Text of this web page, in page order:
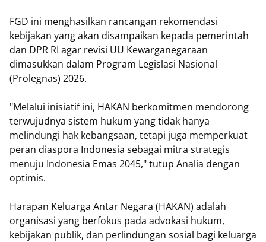
FGD ini menghasilkan rancangan rekomendasi
kebijakan yang akan disampaikan kepada pemerintah
dan DPR RI agar revisi UU Kewarganegaraan
dimasukkan dalam Program Legislasi Nasional
(Prolegnas) 2026.
"Melalui inisiatif ini, HAKAN berkomitmen mendorong
terwujudnya sistem hukum yang tidak hanya
melindungi hak kebangsaan, tetapi juga memperkuat
peran diaspora Indonesia sebagai mitra strategis
menuju Indonesia Emas 2045," tutup Analia dengan
optimis.
Harapan Keluarga Antar Negara (HAKAN) adalah
organisasi yang berfokus pada advokasi hukum,
kebijakan publik, dan perlindungan sosial bagi keluarga